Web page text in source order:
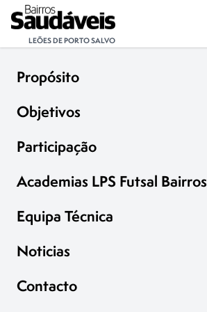
LEÕES DE PORTO SALVO
Propósito
Objetivos
Participação
Academias LPS Futsal Bairros
Equipa Técnica
Noticias
Contacto